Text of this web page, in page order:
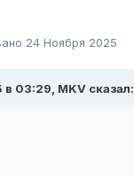
24 Ноября 2025
в 03:29, MKV сказал: